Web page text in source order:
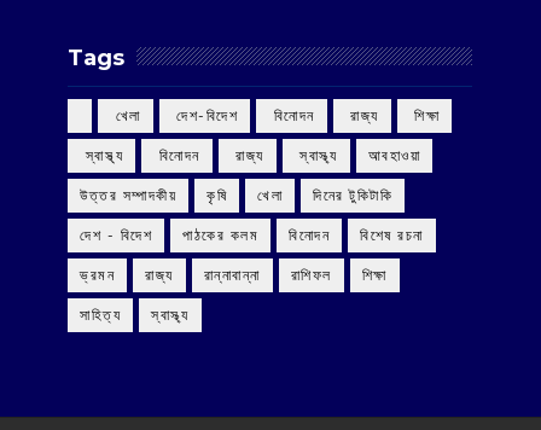
Tags
‌ খেলা ‌ দেশ-বিদেশ ‌ বিনোদন ‌ রাজ্য ‌ শিক্ষা
‌ স্বাস্থ্য ‌ বিনোদন ‌ রাজ্য ‌ স্বাস্থ্য আবহাওয়া
উত্তর সম্পাদকীয় কৃষি খেলা দিনের টুকিটাকি
দেশ - বিদেশ পাঠকের কলম বিনোদন বিশেষ রচনা
ভ্রমন রাজ্য রান্নাবান্না রাশিফল শিক্ষা
সাহিত্য স্বাস্থ্য